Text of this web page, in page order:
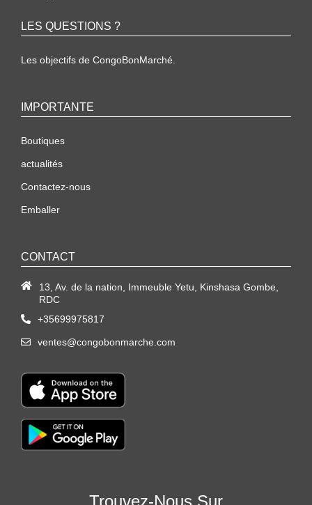
LES QUESTIONS ?
Les objectifs de CongoBonMarché.
IMPORTANTE
Boutiques
actualités
Contactez-nous
Emballer
CONTACT
13, Av. de la nation, Immeuble Yetu, Kinshasa Gombe,
RDC
+35699975817
ventes@congobonmarche.com
Trouvez-Nous Sur